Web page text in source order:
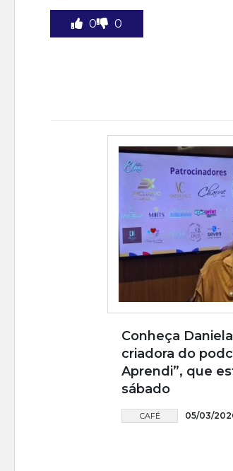
0 0
Conheça
criadora do
Aprendi”, que
sábado
CAFÉ 05/03/